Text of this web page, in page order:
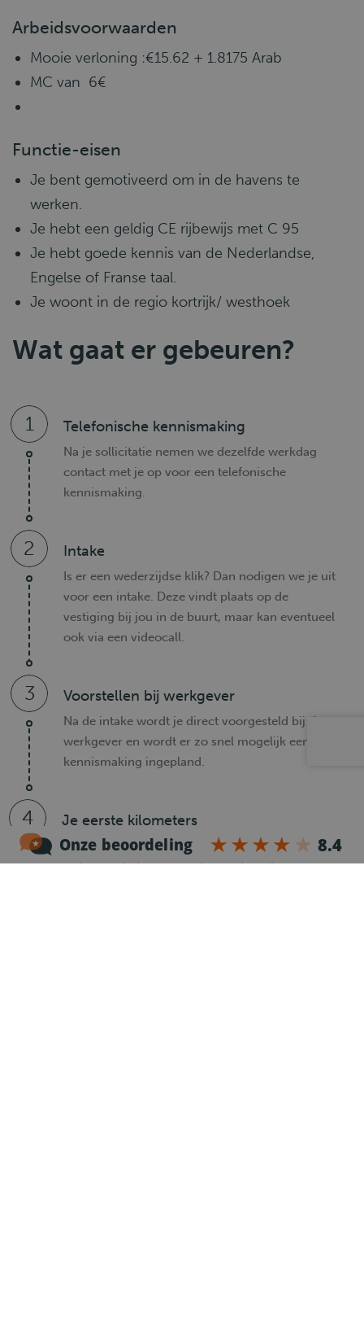
Arbeidsvoorwaarden
Mooie verloning :€15.62 + 1.8175 Arab
MC van 6€
Functie-eisen
Je bent gemotiveerd om in de havens te
werken.
Je hebt een geldig CE rijbewijs met C 95
Je hebt goede kennis van de Nederlandse,
Engelse of Franse taal.
Je woont in de regio kortrijk/ westhoek
Wat gaat er gebeuren?
1 Telefonische kennismaking
Na je sollicitatie nemen we dezelfde werkdag
contact met je op voor een telefonische
kennismaking.
2 Intake
Is er een wederzijdse klik? Dan nodigen we je uit
voor een intake. Deze vindt plaats op de
vestiging bij jou in de buurt, maar kan eventueel
ook via een videocall.
3 Voorstellen bij werkgever
Na de intake wordt je direct voorgesteld bij de
werkgever en wordt er zo snel mogelijk een
kennismaking ingepland.
4 Je eerste kilometers
Is er een klik tussen jou en de werkgever? Dan
maken we het papierwerk in orde en kun je je